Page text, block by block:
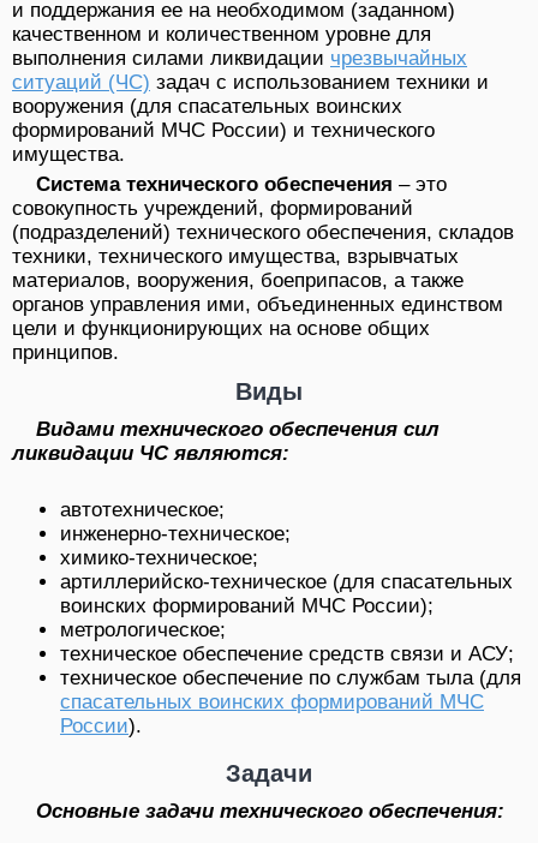
и поддержания ее на необходимом (заданном)
качественном и количественном уровне для
выполнения силами ликвидации чрезвычайных
ситуаций (ЧС) задач с использованием техники и
вооружения (для спасательных воинских
формирований МЧС России) и технического
имущества.
Система технического обеспечения – это
совокупность учреждений, формирований
(подразделений) технического обеспечения, складов
техники, технического имущества, взрывчатых
материалов, вооружения, боеприпасов, а также
органов управления ими, объединенных единством
цели и функционирующих на основе общих
принципов.
Виды
Видами технического обеспечения сил
ликвидации ЧС являются:
автотехническое;
инженерно-техническое;
химико-техническое;
артиллерийско-техническое (для спасательных
воинских формирований МЧС России);
метрологическое;
техническое обеспечение средств связи и АСУ;
техническое обеспечение по службам тыла (для
спасательных воинских формирований МЧС
России).
Задачи
Основные задачи технического обеспечения: